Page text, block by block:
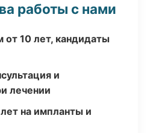
работы с нами
от 10 лет, кандидаты
и
лечении
на импланты и